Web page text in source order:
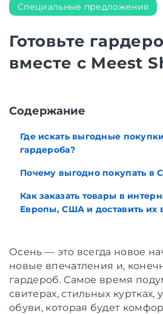
Специальные предложения
Готовьте
вместе с Meest
Cодержание
Где искать выгодные
гардероба?
Почему выгодно покупать в
Как заказать товары в
Европы, США и доставить их
Осень — это всегда новое
новые впечатления и,
гардероб. Самое время
свитерах, стильных
обуви, которая будет